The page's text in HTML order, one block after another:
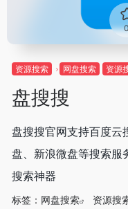
资源搜索 网盘搜索 资源
盘搜搜
盘搜搜官网支持百度云
盘、新浪微盘等搜索服
搜索神器
标签： 网盘搜索 资源搜